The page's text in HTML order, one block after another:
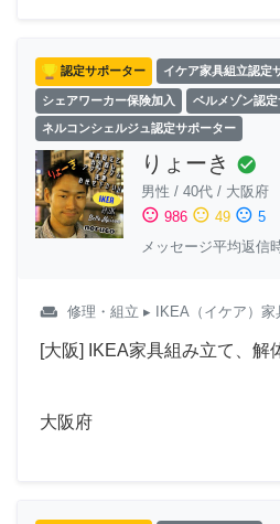
認定サポーター イケア家具組立認定
シェアワーカー保険加入 ベルメゾン認
ネルコンシェルジュ認定サポーター
りょーき check_circle
男性 / 40代 / 大阪府
sentiment_satisfied 986 sentiment_neutral 49 sentiment_dissatisfied 5
メッセージ平均返信
weekend 修理・組立 ▸ IKEA（イケア）家
[大阪] IKEA家具組み立て、解
大阪府